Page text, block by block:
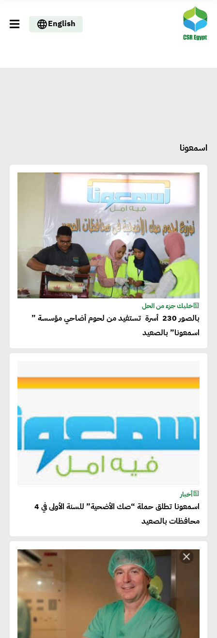
English
اسمعونا
خليك جزء من الحل
بالصور 230 أسرة تستفيد من لحوم أضاحي مؤسسة ”
اسمعونا” بالصعيد
أخبار
اسمعونا تطلق حملة “صك الأضحية” للسنة الأولى في 4
محافظات بالصعيد